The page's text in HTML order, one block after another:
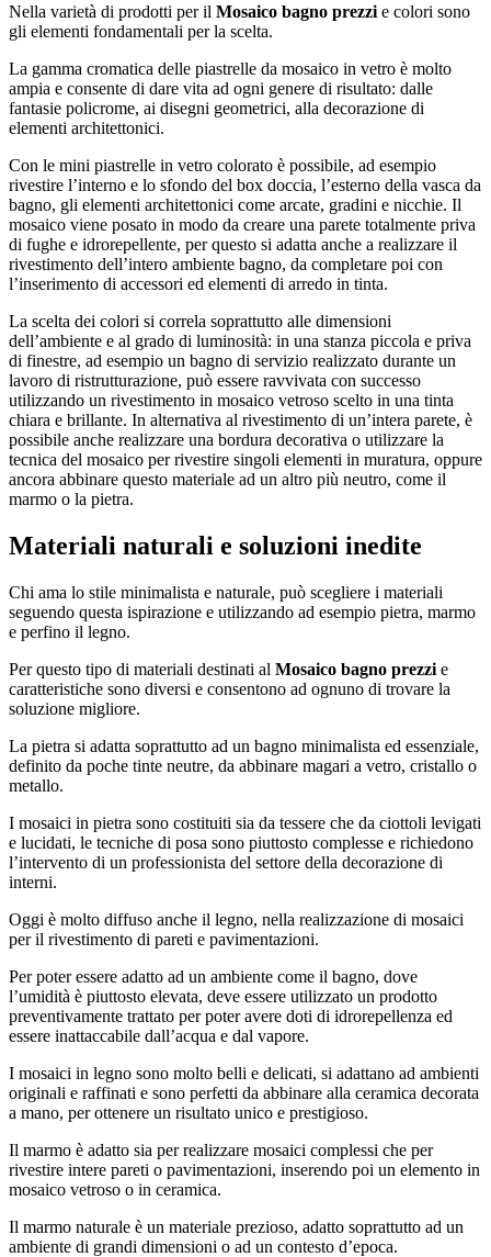
Nella varietà di prodotti per il Mosaico bagno prezzi e colori sono
gli elementi fondamentali per la scelta.
La gamma cromatica delle piastrelle da mosaico in vetro è molto
ampia e consente di dare vita ad ogni genere di risultato: dalle
fantasie policrome, ai disegni geometrici, alla decorazione di
elementi architettonici.
Con le mini piastrelle in vetro colorato è possibile, ad esempio
rivestire l’interno e lo sfondo del box doccia, l’esterno della vasca da
bagno, gli elementi architettonici come arcate, gradini e nicchie. Il
mosaico viene posato in modo da creare una parete totalmente priva
di fughe e idrorepellente, per questo si adatta anche a realizzare il
rivestimento dell’intero ambiente bagno, da completare poi con
l’inserimento di accessori ed elementi di arredo in tinta.
La scelta dei colori si correla soprattutto alle dimensioni
dell’ambiente e al grado di luminosità: in una stanza piccola e priva
di finestre, ad esempio un bagno di servizio realizzato durante un
lavoro di ristrutturazione, può essere ravvivata con successo
utilizzando un rivestimento in mosaico vetroso scelto in una tinta
chiara e brillante. In alternativa al rivestimento di un’intera parete, è
possibile anche realizzare una bordura decorativa o utilizzare la
tecnica del mosaico per rivestire singoli elementi in muratura, oppure
ancora abbinare questo materiale ad un altro più neutro, come il
marmo o la pietra.
Materiali naturali e soluzioni inedite
Chi ama lo stile minimalista e naturale, può scegliere i materiali
seguendo questa ispirazione e utilizzando ad esempio pietra, marmo
e perfino il legno.
Per questo tipo di materiali destinati al Mosaico bagno prezzi e
caratteristiche sono diversi e consentono ad ognuno di trovare la
soluzione migliore.
La pietra si adatta soprattutto ad un bagno minimalista ed essenziale,
definito da poche tinte neutre, da abbinare magari a vetro, cristallo o
metallo.
I mosaici in pietra sono costituiti sia da tessere che da ciottoli levigati
e lucidati, le tecniche di posa sono piuttosto complesse e richiedono
l’intervento di un professionista del settore della decorazione di
interni.
Oggi è molto diffuso anche il legno, nella realizzazione di mosaici
per il rivestimento di pareti e pavimentazioni.
Per poter essere adatto ad un ambiente come il bagno, dove
l’umidità è piuttosto elevata, deve essere utilizzato un prodotto
preventivamente trattato per poter avere doti di idrorepellenza ed
essere inattaccabile dall’acqua e dal vapore.
I mosaici in legno sono molto belli e delicati, si adattano ad ambienti
originali e raffinati e sono perfetti da abbinare alla ceramica decorata
a mano, per ottenere un risultato unico e prestigioso.
Il marmo è adatto sia per realizzare mosaici complessi che per
rivestire intere pareti o pavimentazioni, inserendo poi un elemento in
mosaico vetroso o in ceramica.
Il marmo naturale è un materiale prezioso, adatto soprattutto ad un
ambiente di grandi dimensioni o ad un contesto d’epoca.